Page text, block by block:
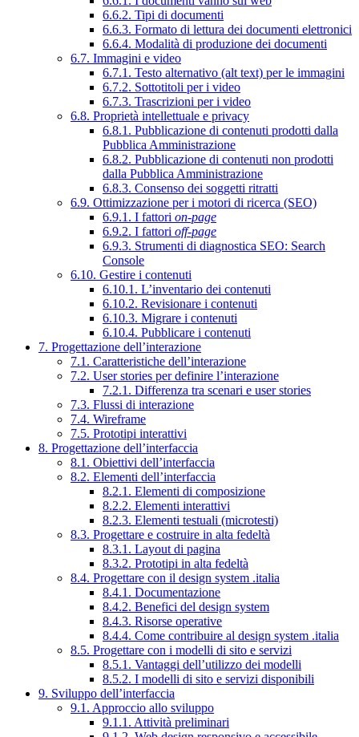
6.6.2. Tipi di documenti
6.6.3. Formato di lettura dei documenti elettronici
6.6.4. Modalità di produzione dei documenti
6.7. Immagini e video
6.7.1. Testo alternativo (alt text) per le immagini
6.7.2. Sottotitoli per i video
6.7.3. Trascrizioni per i video
6.8. Proprietà intellettuale e privacy
6.8.1. Pubblicazione di contenuti prodotti dalla
Pubblica Amministrazione
6.8.2. Pubblicazione di contenuti non prodotti
dalla Pubblica Amministrazione
6.8.3. Consenso dei soggetti ritratti
6.9. Ottimizzazione per i motori di ricerca (SEO)
6.9.1. I fattori on-page
6.9.2. I fattori off-page
6.9.3. Strumenti di diagnostica SEO: Search
Console
6.10. Gestire i contenuti
6.10.1. L’inventario dei contenuti
6.10.2. Revisionare i contenuti
6.10.3. Migrare i contenuti
6.10.4. Pubblicare i contenuti
7. Progettazione dell’interazione
7.1. Caratteristiche dell’interazione
7.2. User stories per definire l’interazione
7.2.1. Differenza tra scenari e user stories
7.3. Flussi di interazione
7.4. Wireframe
7.5. Prototipi interattivi
8. Progettazione dell’interfaccia
8.1. Obiettivi dell’interfaccia
8.2. Elementi dell’interfaccia
8.2.1. Elementi di composizione
8.2.2. Elementi interattivi
8.2.3. Elementi testuali (microtesti)
8.3. Progettare e costruire in alta fedeltà
8.3.1. Layout di pagina
8.3.2. Prototipi in alta fedeltà
8.4. Progettare con il design system .italia
8.4.1. Documentazione
8.4.2. Benefici del design system
8.4.3. Risorse operative
8.4.4. Come contribuire al design system .italia
8.5. Progettare con i modelli di sito e servizi
8.5.1. Vantaggi dell’utilizzo dei modelli
8.5.2. I modelli di sito e servizi disponibili
9. Sviluppo dell’interfaccia
9.1. Approccio allo sviluppo
9.1.1. Attività preliminari